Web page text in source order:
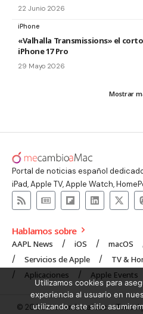
22 Junio 2026
iPhone
«Valhalla Transmissions» el
iPhone 17 Pro
29 Mayo 2026
Mostrar
Portal de noticias español
iPad, Apple TV, Apple Watch,
Hablamos sobre
AAPL News iOS macOS
Servicios de Apple
TV &
Aplicaciones
Apple Events
© 2008 mecambioaMac – Todo
Utilizamos cookies para
experiencia al usuario en
utilizando este sitio